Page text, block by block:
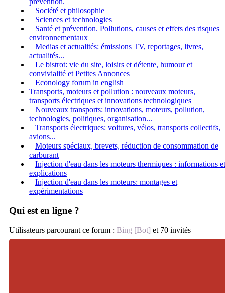
Société et philosophie
Sciences et technologies
Santé et prévention. Pollutions, causes et effets des risques
environnementaux
Medias et actualités: émissions TV, reportages, livres,
actualités...
Le bistrot: vie du site, loisirs et détente, humour et
convivialité et Petites Annonces
Econology forum in english
Transports, moteurs et pollution : nouveaux moteurs,
transports électriques et innovations technologiques
Nouveaux transports: innovations, moteurs, pollution,
technologies, politiques, organisation...
Transports électriques: voitures, vélos, transports collectifs,
avions...
Moteurs spéciaux, brevets, réduction de consommation de
carburant
Injection d'eau dans les moteurs thermiques : informations et
explications
Injection d'eau dans les moteurs: montages et
expérimentations
Qui est en ligne ?
Utilisateurs parcourant ce forum : Bing [Bot] et 70 invités